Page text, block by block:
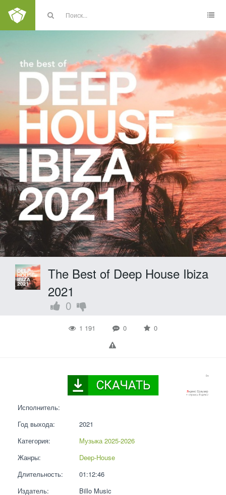
The Best of Deep House Ibiza
2021
0
1 191 0 0
Исполнитель:
Год выхода:
2021
Категория:
Музыка 2025-2026
Жанры:
Deep-House
Длительность:
01:12:46
Издатель:
Billo Music